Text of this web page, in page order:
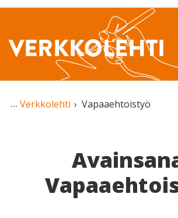
VERKKOLEHTI
Verkkolehti Vapaaehtoistyö